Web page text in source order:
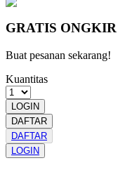
GRATIS ONGKIR
Buat pesanan sekarang!
Kuantitas
LOGIN
DAFTAR
DAFTAR
LOGIN